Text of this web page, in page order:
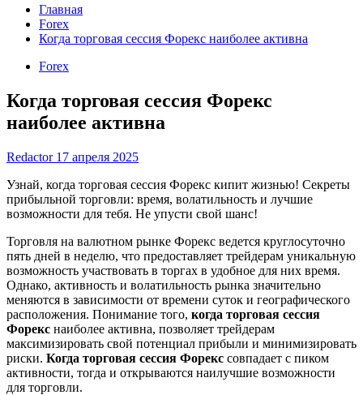
Главная
Forex
Когда торговая сессия Форекс наиболее активна
Forex
Когда торговая сессия Форекс
наиболее активна
Redactor 17 апреля 2025
Узнай, когда торговая сессия Форекс кипит жизнью! Секреты
прибыльной торговли: время, волатильность и лучшие
возможности для тебя. Не упусти свой шанс!
Торговля на валютном рынке Форекс ведется круглосуточно
пять дней в неделю, что предоставляет трейдерам уникальную
возможность участвовать в торгах в удобное для них время.
Однако, активность и волатильность рынка значительно
меняются в зависимости от времени суток и географического
расположения. Понимание того, когда торговая сессия
Форекс наиболее активна, позволяет трейдерам
максимизировать свой потенциал прибыли и минимизировать
риски. Когда торговая сессия Форекс совпадает с пиком
активности, тогда и открываются наилучшие возможности
для торговли.